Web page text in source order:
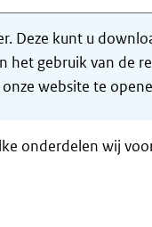
Deze kunt u
gebruik van de
website te
onderdelen wij